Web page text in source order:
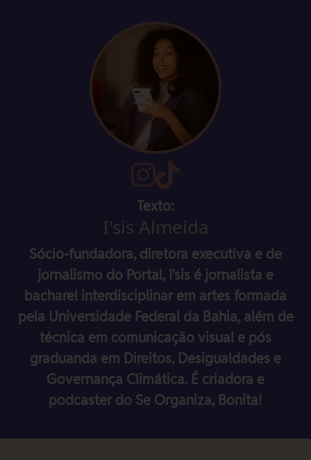
Texto:
I'sis Almeida
Sócio-fundadora, diretora executiva e de
jornalismo do Portal, I'sis é jornalista e
bacharel interdisciplinar em artes formada
pela Universidade Federal da Bahia, além de
técnica em comunicação visual e pós
graduanda em Direitos, Desigualdades e
Governança Climática. É criadora e
podcaster do Se Organiza, Bonita!